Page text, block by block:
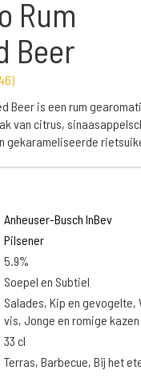
Rum
Beer
)
Beer is een rum
van citrus,
gekarameliseerde
Anheuser-Busch InBev
Pilsener
5.9%
Soepel en Subtiel
Salades, Kip en gevogelte,
vis, Jonge en romige kazen
33 cl
Terras, Barbecue, Bij het